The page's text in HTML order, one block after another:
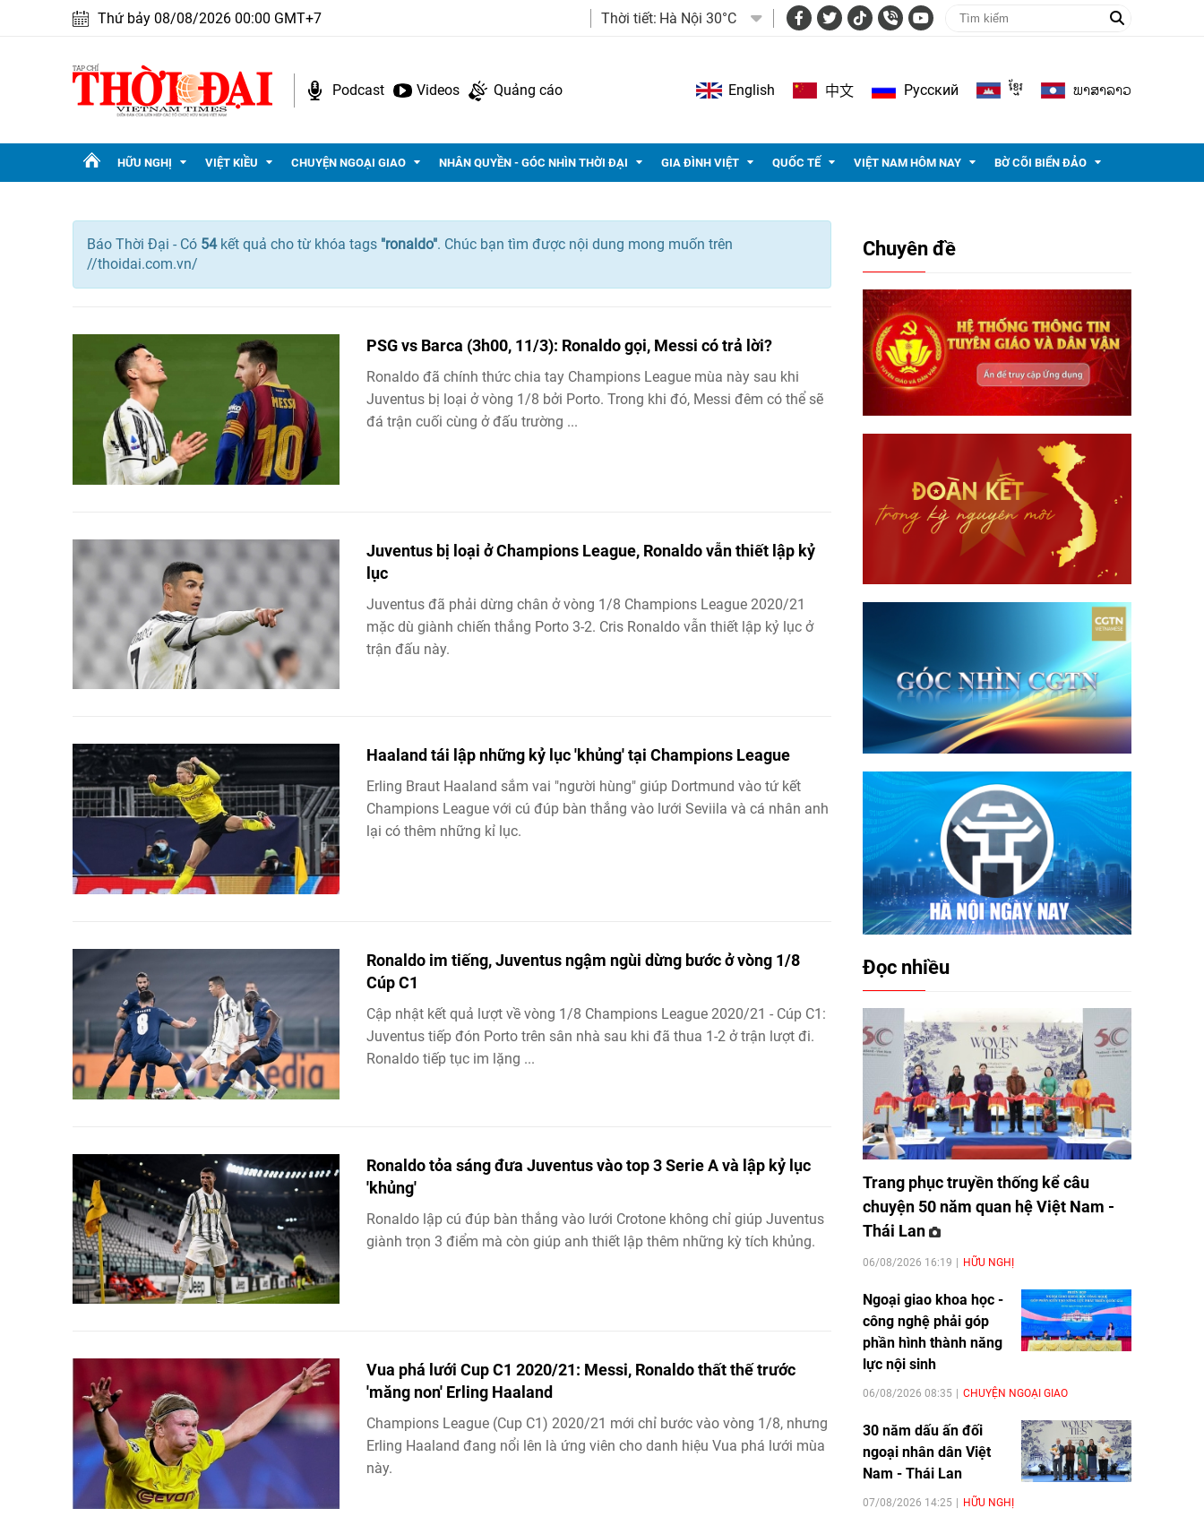
Thứ bảy 08/08/2026 00:00 GMT+7 Thời tiết: Hà Nội 30°C
Podcast Videos Quảng cáo English 中文 Pусский ខ្មែរ ພາ​ສາ​ລາວ
HỮU NGHỊ VIỆT KIỀU CHUYỆN NGOẠI GIAO NHÂN QUYỀN - GÓC NHÌN THỜI ĐẠI GIA ĐÌNH VIỆT QUỐC TẾ VIỆT NAM HÔM NAY BỜ CÕI BIỂN ĐẢO
Báo Thời Đại - Có 54kết quả cho từ khóa tags "ronaldo". Chúc bạn tìm được nội dung mong muốn trên
//thoidai.com.vn/
PSG vs Barca (3h00, 11/3): Ronaldo gọi, Messi có trả lời?
Ronaldo đã chính thức chia tay Champions League mùa này sau khi
Juventus bị loại ở vòng 1/8 bởi Porto. Trong khi đó, Messi đêm có thể sẽ
đá trận cuối cùng ở đấu trường ...
Juventus bị loại ở Champions League, Ronaldo vẫn thiết lập kỷ
lục
Juventus đã phải dừng chân ở vòng 1/8 Champions League 2020/21
mặc dù giành chiến thắng Porto 3-2. Cris Ronaldo vẫn thiết lập kỷ lục ở
trận đấu này.
Haaland tái lập những kỷ lục 'khủng' tại Champions League
Erling Braut Haaland sắm vai "người hùng" giúp Dortmund vào tứ kết
Champions League với cú đúp bàn thắng vào lưới Seviila và cá nhân anh
lại có thêm những kỉ lục.
Ronaldo im tiếng, Juventus ngậm ngùi dừng bước ở vòng 1/8
Cúp C1
Cập nhật kết quả lượt về vòng 1/8 Champions League 2020/21 - Cúp C1:
Juventus tiếp đón Porto trên sân nhà sau khi đã thua 1-2 ở trận lượt đi.
Ronaldo tiếp tục im lặng ...
Ronaldo tỏa sáng đưa Juventus vào top 3 Serie A và lập kỷ lục
'khủng'
Ronaldo lập cú đúp bàn thắng vào lưới Crotone không chỉ giúp Juventus
giành trọn 3 điểm mà còn giúp anh thiết lập thêm những kỳ tích khủng.
Vua phá lưới Cup C1 2020/21: Messi, Ronaldo thất thế trước
'măng non' Erling Haaland
Champions League (Cup C1) 2020/21 mới chỉ bước vào vòng 1/8, nhưng
Erling Haaland đang nổi lên là ứng viên cho danh hiệu Vua phá lưới mùa
này.
Chuyên đề
Đọc nhiều
Trang phục truyền thống kể câu
chuyện 50 năm quan hệ Việt Nam -
Thái Lan
06/08/2026 16:19 HỮU NGHỊ
Ngoại giao khoa học -
công nghệ phải góp
phần hình thành năng
lực nội sinh
06/08/2026 08:35 CHUYỆN NGOẠI GIAO
30 năm dấu ấn đối
ngoại nhân dân Việt
Nam - Thái Lan
07/08/2026 14:25 HỮU NGHỊ